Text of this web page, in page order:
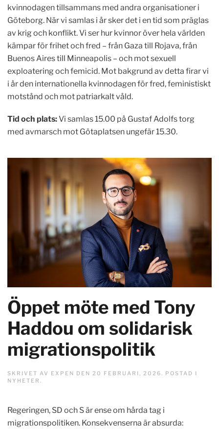
kvinnodagen tillsammans med andra organisationer i
Göteborg. När vi samlas i år sker det i en tid som präglas
av krig och konflikt. Vi ser hur kvinnor över hela världen
kämpar för frihet och fred – från Gaza till Rojava, från
Buenos Aires till Minneapolis – och mot sexuell
exploatering och femicid. Mot bakgrund av detta firar vi
i år den internationella kvinnodagen för fred, feministiskt
motstånd och mot patriarkalt våld.
Tid och plats:Vi samlas 15.00 på Gustaf Adolfs torg
med avmarsch mot Götaplatsen ungefär 15.30.
Öppet möte med Tony
Haddou om solidarisk
migrationspolitik
SKRIVET AV EXPEN DEN 20 FEBRUARI, 2026 . POSTAD I
NYHETER .
Regeringen, SD och S är ense om hårda tag i
migrationspolitiken. Konsekvenserna är absurda: